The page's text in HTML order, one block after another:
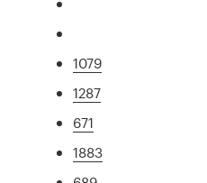
1079
1287
671
1883